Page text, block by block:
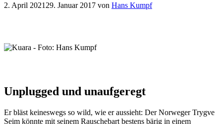
2. April 2021 29. Januar 2017 von Hans Kumpf
Unplugged und unaufgeregt
Er bläst keineswegs so wild, wie er aussieht: Der Norweger Trygve
Seim könnte mit seinem Rauschebart bestens bärig in einem